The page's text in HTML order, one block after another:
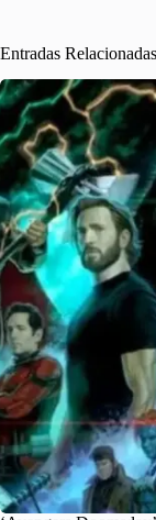
Entradas Relacionadas